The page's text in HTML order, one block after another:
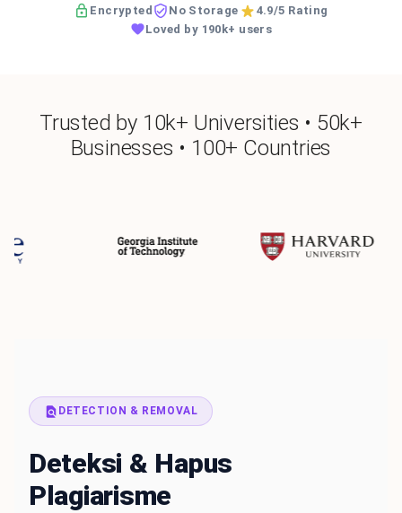
Encrypted No Storage
4.9/5 Rating
Loved by 190k+ users
Trusted by 10k+ Universities • 50k+
Businesses • 100+ Countries
DETECTION & REMOVAL
Deteksi & Hapus
Plagiarisme